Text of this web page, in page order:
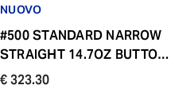
NUOVO
#500 STANDARD NARROW
STRAIGHT 14.7OZ BUTTON
FLY
€ 323.30